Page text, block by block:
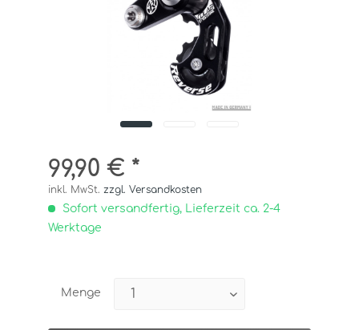
99,90 € *
inkl. MwSt. zzgl. Versandkosten
Sofort versandfertig, Lieferzeit ca. 2-4
Werktage
Menge